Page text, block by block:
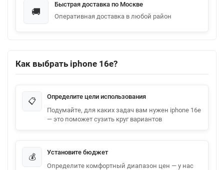
🚚
Быстрая доставка по Москве
Оперативная доставка в любой район
Как выбрать iphone 16e?
📋
Определите цели использования
Подумайте, для каких задач вам нужен iphone 16e
— это поможет сузить круг вариантов
💰
Установите бюджет
Определите комфортный диапазон цен — у нас